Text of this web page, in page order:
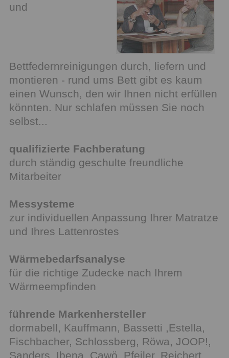
und
Bettfedernreinigungen durch, liefern und
montieren - rund ums Bett gibt es kaum
einen Wunsch, den wir Ihnen nicht erfüllen
könnten. Nur schlafen müssen Sie noch
selbst...
qualifizierte Fachberatung
durch ständig geschulte freundliche
Mitarbeiter
Messysteme
zur individuellen Anpassung Ihrer Matratze
und Ihres Lattenrostes
Wärmebedarfsanalyse
für die richtige Zudecke nach Ihrem
Wärmeempfinden
führende Markenhersteller
dormabell, Kauffmann, Bassetti ,Estella,
Fischbacher, Schlossberg, Röwa, JOOP!,
Sanders, Ibena, Cawö, Pfeiler, Reichert,